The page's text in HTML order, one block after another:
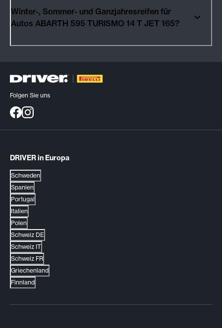
Winter-, Sommer- und Ganzjahresreifen für
Autos ABARTH 595 TURISMO 14 T JET 165?
Folgen Sie uns
DRIVER in Europa
Schweden
Spanien
Portugal
Italien
Polen
Schweiz DE
Schweiz IT
Schweiz FR
Griechenland
Finnland